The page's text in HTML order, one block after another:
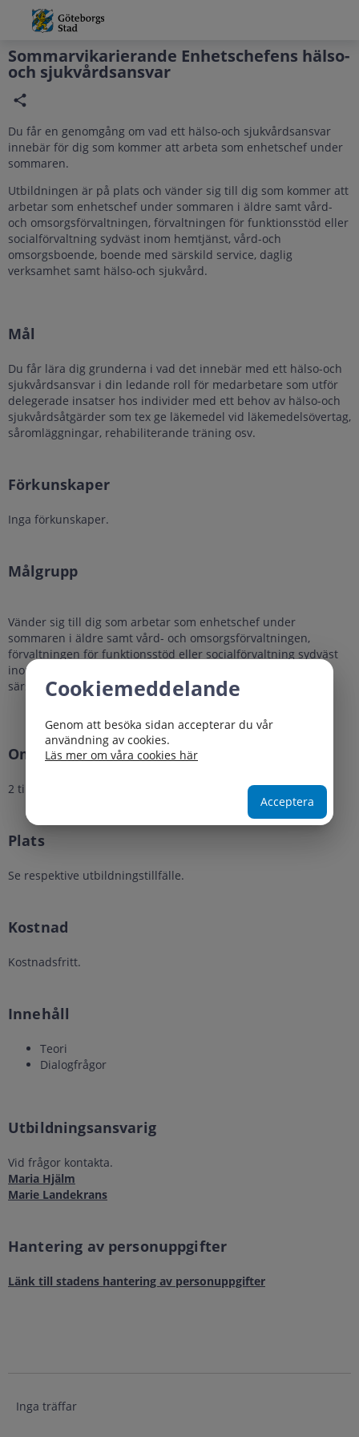
Grade
Portal
Sommarvikarierande Enhetschefens hälso-
och sjukvårdsansvar
Du får en genomgång om vad ett hälso-och sjukvårdsansvar
innebär för dig som kommer att arbeta som enhetschef under
sommaren.
Utbildningen är på plats och vänder sig till dig som kommer att
arbetar som enhetschef under sommaren i äldre samt vård-
och omsorgsförvaltningen, förvaltningen för funktionsstöd eller
socialförvaltning sydväst inom hemtjänst, vård-och
omsorgsboende, boende med särskild service, daglig
verksamhet samt hälso-och sjukvård.
Mål
Du får lära dig grunderna i vad det innebär med ett hälso-och
sjukvårdsansvar i din ledande roll för medarbetare som utför
delegerade insatser hos individer med ett behov av hälso-och
sjukvårdsåtgärder som tex ge läkemedel vid läkemedelsövertag,
såromläggningar, rehabiliterande träning osv.
Förkunskaper
Inga förkunskaper.
Målgrupp
Vänder sig till dig som arbetar som enhetschef under
sommaren i äldre samt vård- och omsorgsförvaltningen,
förvaltningen för funktionsstöd eller socialförvaltning sydväst
inom hemtjänst, vård-och omsorgsboende, boende med
särskild service, daglig verksamhet samt hälso-och sjukvård.
Omfattning
2 timmar.
Plats
Se respektive utbildningstillfälle.
Kostnad
Kostnadsfritt.
Innehåll
Teori
Dialogfrågor
Utbildningsansvarig
Vid frågor kontakta.
Maria Hjälm
Marie Landekrans
Hantering av personuppgifter
Länk till stadens hantering av personuppgifter
Inga träffar
Cookiemeddelande
Genom att besöka sidan accepterar du vår
användning av cookies.
Läs mer om våra cookies här
Acceptera